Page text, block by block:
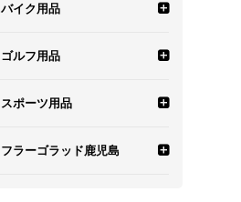
霧島レイ レーダー探
ェアラブル
霧島レイ GPS目覚ま
ルグッズ
ッズ
ノ）
わき見・居眠り運転警報器
衝突警報システム
ドライブレコーダー搭載車表
バイク用品
バイクナビ
その他バイク用品
ゴルフ用品
ゴルフナビ
タッチパネル搭載
スイングトレーナー
スポーツ用品
スピードガン
フラーゴラッド鹿児島